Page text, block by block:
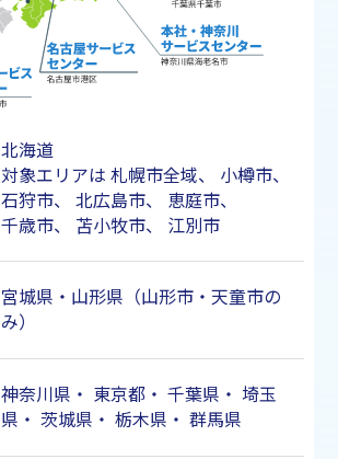
北海道
対象エリアは 札幌市全域、 小樽市、
石狩市、 北広島市、 恵庭市、
千歳市、 苫小牧市、 江別市
宮城県・山形県（山形市・天童市の
み）
神奈川県 ・ 東京都・ 千葉県 ・ 埼玉
県 ・ 茨城県 ・ 栃木県 ・ 群馬県